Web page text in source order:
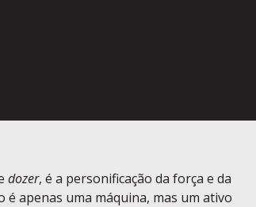
dozer, é a personificação da força e da
apenas uma máquina, mas um ativo